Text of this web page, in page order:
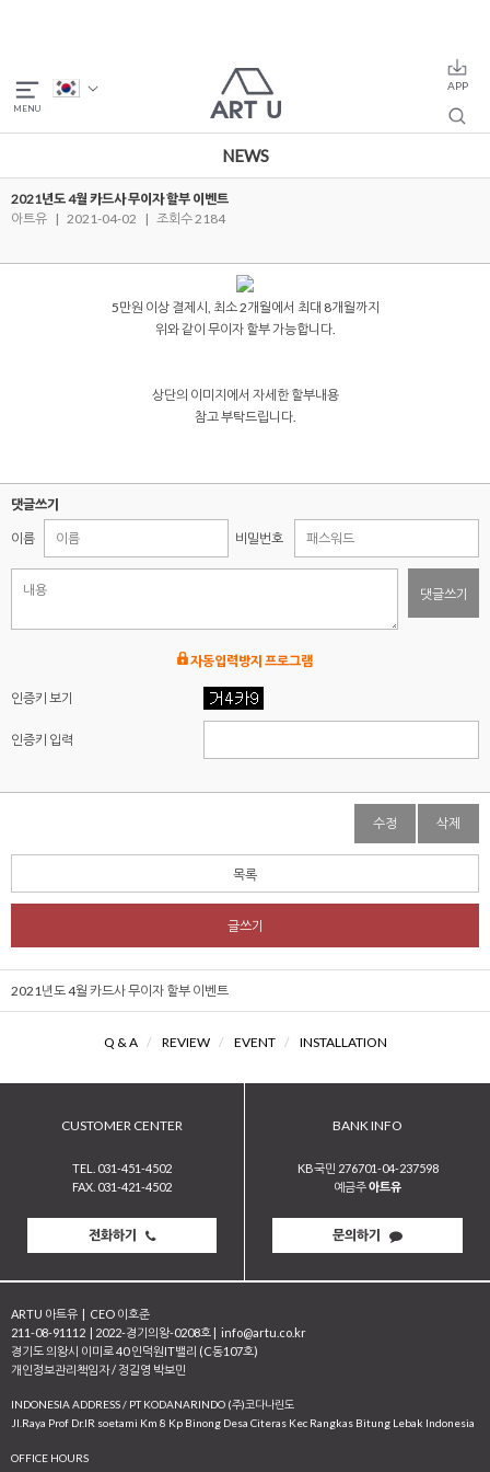
NEWS
2021년도 4월 카드사 무이자 할부 이벤트
아트유 | 2021-04-02 | 조회수 2184
5만원 이상 결제시, 최소 2개월에서 최대 8개월까지
위와 같이 무이자 할부 가능합니다.
상단의 이미지에서 자세한 할부내용
참고 부탁드립니다.
댓글쓰기
이름 비밀번호
댓글쓰기
자동입력방지 프로그램
인증키 보기
인증키 입력
수정 삭제
목록
글쓰기
2021년도 4월 카드사 무이자 할부 이벤트
Q & A / REVIEW / EVENT / INSTALLATION
CUSTOMER CENTER
TEL. 031-451-4502
FAX. 031-421-4502
전화하기
BANK INFO
KB국민 276701-04-237598
예금주아트유
문의하기
ARTU 아트유 | CEO 이호준
211-08-91112 | 2022-경기의왕-0208호 | info@artu.co.kr
경기도 의왕시 이미로 40 인덕원IT밸리 (C동107호)
개인정보관리책임자 / 정길영 박보민
INDONESIA ADDRESS / PT KODANARINDO (주)코다나린도
JI.Raya Prof Dr.IR soetami Km 8 Kp Binong Desa Citeras Kec Rangkas Bitung Lebak Indonesia
OFFICE HOURS